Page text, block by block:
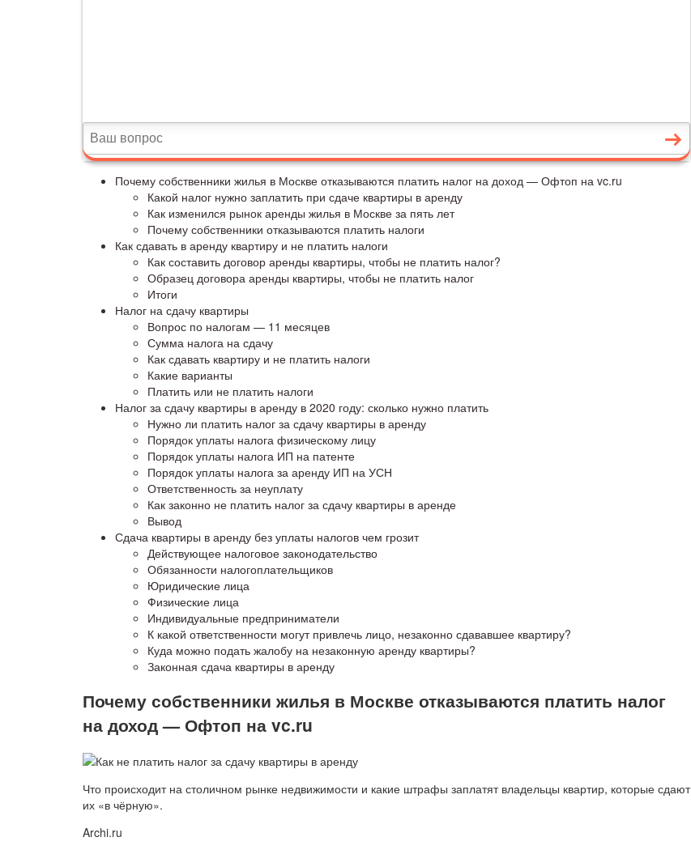
Почему собственники жилья в Москве отказываются платить налог на доход — Офтоп на vc.ru
Какой налог нужно заплатить при сдаче квартиры в аренду
Как изменился рынок аренды жилья в Москве за пять лет
Почему собственники отказываются платить налоги
Как сдавать в аренду квартиру и не платить налоги
Как составить договор аренды квартиры, чтобы не платить налог?
Образец договора аренды квартиры, чтобы не платить налог
Итоги
Налог на сдачу квартиры
Вопрос по налогам — 11 месяцев
Сумма налога на сдачу
Как сдавать квартиру и не платить налоги
Какие варианты
Платить или не платить налоги
Налог за сдачу квартиры в аренду в 2020 году: сколько нужно платить
Нужно ли платить налог за сдачу квартиры в аренду
Порядок уплаты налога физическому лицу
Порядок уплаты налога ИП на патенте
Порядок уплаты налога за аренду ИП на УСН
Ответственность за неуплату
Как законно не платить налог за сдачу квартиры в аренде
Вывод
Сдача квартиры в аренду без уплаты налогов чем грозит
Действующее налоговое законодательство
Обязанности налогоплательщиков
Юридические лица
Физические лица
Индивидуальные предприниматели
К какой ответственности могут привлечь лицо, незаконно сдававшее квартиру?
Куда можно подать жалобу на незаконную аренду квартиры?
Законная сдача квартиры в аренду
Почему собственники жилья в Москве отказываются платить налог
на доход — Офтоп на vc.ru
Что происходит на столичном рынке недвижимости и какие штрафы заплатят владельцы квартир, которые сдают
их «в чёрную».
Archi.ru